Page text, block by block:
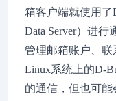
箱客户端就使用了
Data Server）进
管理邮箱账户、联
Linux系统上的D-
的通信，但也可